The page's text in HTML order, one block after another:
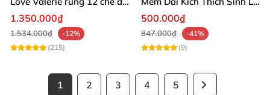
cao cấp
1.350.000₫
1.534.000₫
-12%
(215)
Hiệu Quả
500.000₫
847.000₫
-41%
(9)
1 2 3 4 5